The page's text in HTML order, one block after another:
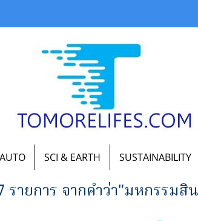
AUTO SCI & EARTH SUSTAINABILITY
ายการ จากคำว่า"มหกรรมสิ